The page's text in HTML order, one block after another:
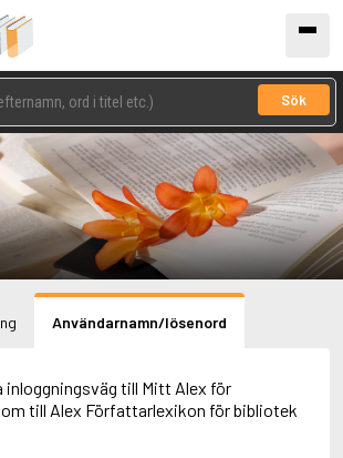
Sök
Användarnamn/lösenord
inloggningsväg till Mitt Alex för
till Alex Författarlexikon för bibliotek